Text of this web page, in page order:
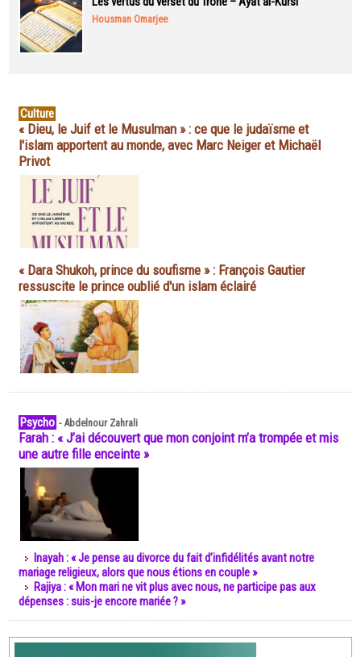
Housman Omarjee
Culture
« Dieu, le Juif et le Musulman » : ce que le judaïsme et
l'islam apportent au monde, avec Marc Neiger et Michaël
Privot
« Dara Shukoh, prince du soufisme » : François Gautier
ressuscite le prince oublié d'un islam éclairé
Psycho -Abdelnour Zahrali
Farah : « J’ai découvert que mon conjoint m’a trompée et mis
une autre fille enceinte »
Inayah : « Je pense au divorce du fait d’infidélités avant notre
mariage religieux, alors que nous étions en couple »
Rajiya : « Mon mari ne vit plus avec nous, ne participe pas aux
dépenses : suis-je encore mariée ? »